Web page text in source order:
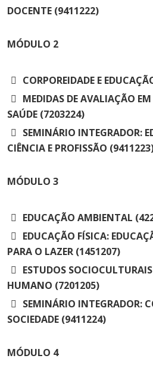
DOCENTE (9411222)
MÓDULO 2
CORPOREIDADE E
MEDIDAS DE AVALIAÇÃO
SAÚDE (7203224)
SEMINÁRIO INTEGRADOR:
CIÊNCIA E PROFISSÃO
MÓDULO 3
EDUCAÇÃO AMBIENTAL
EDUCAÇÃO FÍSICA:
PARA O LAZER (1451207)
ESTUDOS
HUMANO (7201205)
SEMINÁRIO INTEGRADOR:
SOCIEDADE (9411224)
MÓDULO 4